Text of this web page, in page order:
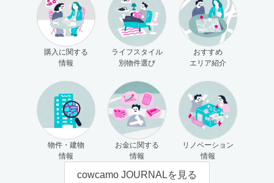
購入に関する
情報
ライフスタイル
別物件選び
おすすめ
エリア紹介
物件・建物
情報
お金に関する
情報
リノベーション
情報
cowcamo JOURNALを見る